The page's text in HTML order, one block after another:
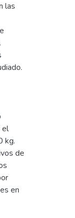
las
el
kg.
de
en